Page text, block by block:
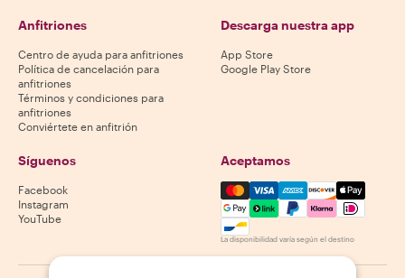
Anfitriones
Centro de ayuda para anfitriones
Política de cancelación para
anfitriones
Términos y condiciones para
anfitriones
Conviértete en anfitrión
Descarga nuestra app
App Store
Google Play Store
Síguenos
Facebook
Instagram
YouTube
Aceptamos
Mastercard, Visa, Amex,
La disponibilidad varía según el destino